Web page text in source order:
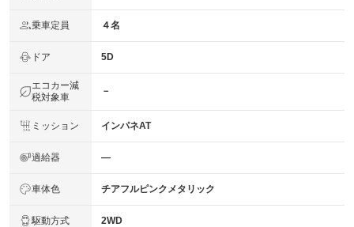
乗車定員 ４名
ドア 5D
エコカー減
税対象車
－
ミッション インパネAT
過給器 ―
車体色 チアフルピンクメタリック
駆動方式 2WD